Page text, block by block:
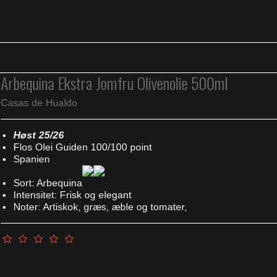
Arbequina Ekstra Jomfru Olivenolie 500ml
Casas de Hualdo
Høst 25/26
Flos Olei Guiden 100/100 point
Spanien
Sort: Arbequina
Intensitet: Frisk og elegant
Noter: Artiskok, græs, æble og tomater,